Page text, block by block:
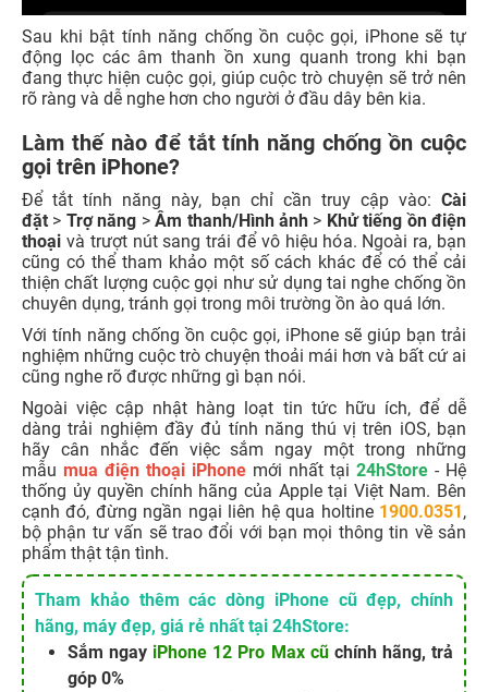
Sau khi bật tính năng chống ồn cuộc gọi, iPhone sẽ tự
động lọc các âm thanh ồn xung quanh trong khi bạn
đang thực hiện cuộc gọi, giúp cuộc trò chuyện sẽ trở nên
rõ ràng và dễ nghe hơn cho người ở đầu dây bên kia.
Làm thế nào để tắt tính năng chống ồn cuộc
gọi trên iPhone?
Để tắt tính năng này, bạn chỉ cần truy cập vào: Cài
đặt > Trợ năng >Âm thanh/Hình ảnh> Khử tiếng ồn điện
thoại và trượt nút sang trái để vô hiệu hóa. Ngoài ra, bạn
cũng có thể tham khảo một số cách khác để có thể cải
thiện chất lượng cuộc gọi như sử dụng tai nghe chống ồn
chuyên dụng, tránh gọi trong môi trường ồn ào quá lớn.
Với tính năng chống ồn cuộc gọi, iPhone sẽ giúp bạn trải
nghiệm những cuộc trò chuyện thoải mái hơn và bất cứ ai
cũng nghe rõ được những gì bạn nói.
Ngoài việc cập nhật hàng loạt tin tức hữu ích, để dễ
dàng trải nghiệm đầy đủ tính năng thú vị trên iOS, bạn
hãy cân nhắc đến việc sắm ngay một trong những
mẫu mua điện thoại iPhone mới nhất tại 24hStore - Hệ
thống ủy quyền chính hãng của Apple tại Việt Nam. Bên
cạnh đó, đừng ngần ngại liên hệ qua holtine 1900.0351,
bộ phận tư vấn sẽ trao đổi với bạn mọi thông tin về sản
phẩm thật tận tình.
Tham khảo thêm các dòng iPhone cũ đẹp, chính
hãng, máy đẹp, giá rẻ nhất tại 24hStore:
Sắm ngay iPhone 12 Pro Max cũchính hãng, trả
góp 0%